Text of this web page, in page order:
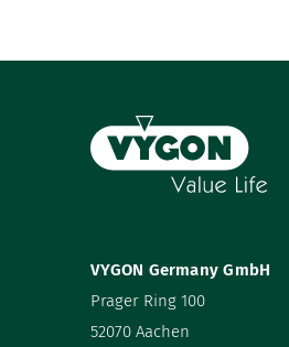
VYGON Germany GmbH
Prager Ring 100
52070 Aachen